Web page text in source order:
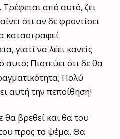
Τρέφεται από αυτό, ζει
ότι αν δε φροντίσει
καταστραφεί
γιατί να λέει κανείς
αυτό; Πιστεύει ότι δε θα
Πολύ
αυτή την πεποίθηση!
θα βρεθεί και θα του
προς το ψέμα. Θα